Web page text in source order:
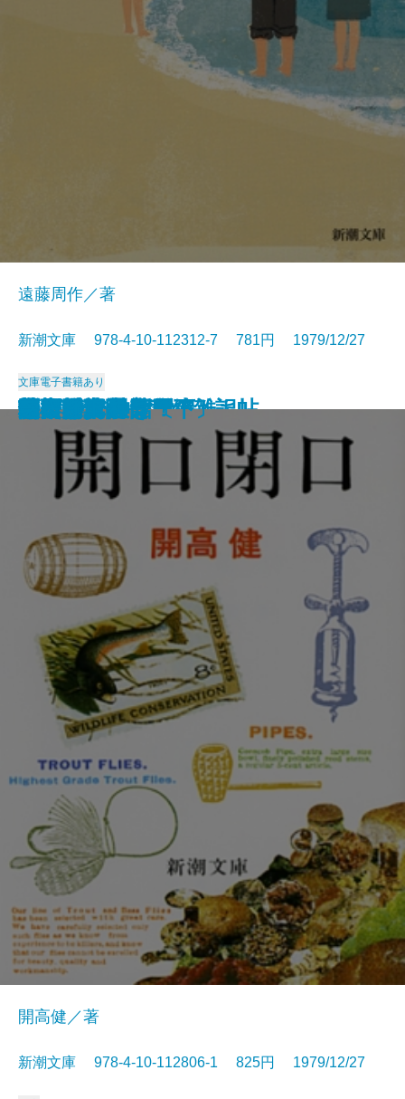
歴史と視点―私の雑記帖―
鬼怒川
食卓の情景
すばらしい数学者たち
道ありき―青春編―
鍵のかかる部屋
一人ならじ
燃えつきた地図
にぎやかな部屋
砂の城
遠藤周作／著
新潮文庫 978-4-10-112312-7 781円 1979/12/27
文庫電子書籍あり
開口閉口
開高健／著
新潮文庫 978-4-10-112806-1 825円 1979/12/27
杳子・妻隠
朝ごはんぬき？
渦
陸奥爆沈
毎日が日曜日
梅雨将軍信長
ギリシア神話〔下〕
芝桜〔上〕
芝桜〔下〕